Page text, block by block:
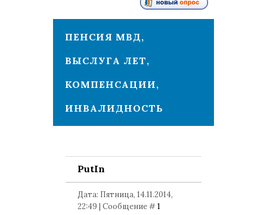
ПЕНСИЯ МВД,
ВЫСЛУГА ЛЕТ,
КОМПЕНСАЦИИ,
ИНВАЛИДНОСТЬ
PutIn
Дата: Пятница, 14.11.2014,
22:49 | Сообщение #1